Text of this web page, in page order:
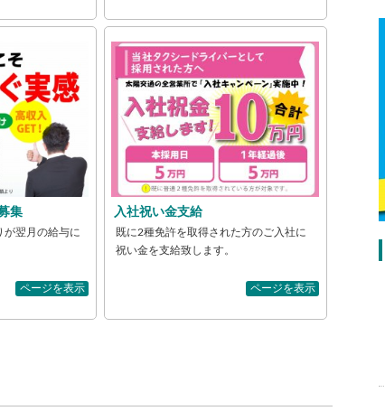
集
が翌月の給与に
ページを表示
入社祝い金支給
既に2種免許を取得された方のご入社に
祝い金を支給致します。
ページを表示